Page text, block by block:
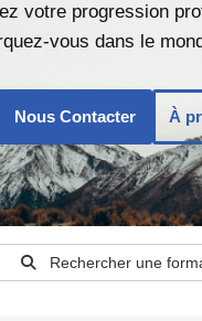
votre progression
vous dans le
Nous Contacter À
Rechercher une